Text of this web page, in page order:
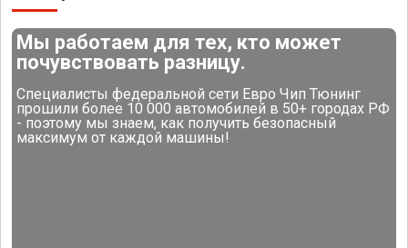
Мы работаем для тех, кто может
почувствовать разницу.
Специалисты федеральной сети Евро Чип Тюнинг
прошили более 10 000 автомобилей в 50+ городах РФ
- поэтому мы знаем, как получить безопасный
максимум от каждой машины!